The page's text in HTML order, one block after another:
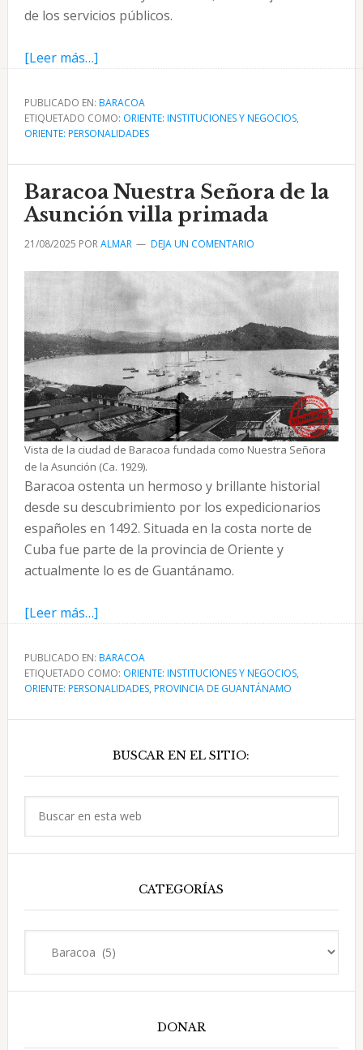
de los servicios públicos.
[Leer más…]acerca
Alberto
Conde
Hernández
alcalde
Baracoa
PUBLICADO EN: BARACOA
ETIQUETADO COMO: ORIENTE: INSTITUCIONES Y NEGOCIOS,
ORIENTE: PERSONALIDADES
Baracoa Nuestra Señora de la
Asunción villa primada
21/08/2025 PORALMAR DEJA UN COMENTARIO
Vista de la ciudad de Baracoa fundada como Nuestra Señora
de la Asunción (Ca. 1929).
Baracoa ostenta un hermoso y brillante historial
desde su descubrimiento por los expedicionarios
españoles en 1492. Situada en la costa norte de
Cuba fue parte de la provincia de Oriente y
actualmente lo es de Guantánamo.
[Leer más…]acerca
Baracoa
Nuestra
Señora
de
Asunción
villa
primada
PUBLICADO EN: BARACOA
ETIQUETADO COMO: ORIENTE: INSTITUCIONES Y NEGOCIOS,
ORIENTE: PERSONALIDADES, PROVINCIA DE GUANTÁNAMO
principal
BUSCAR EN EL SITIO:
CATEGORÍAS
DONAR